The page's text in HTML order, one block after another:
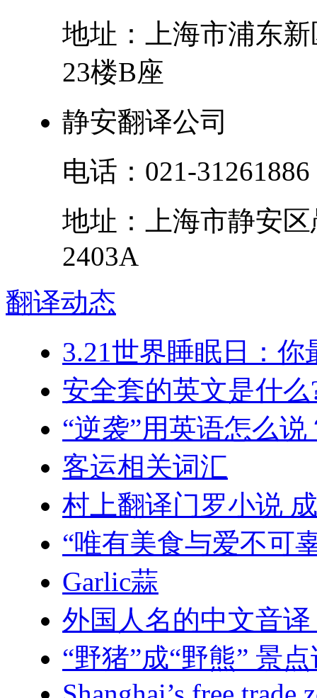
地址：
上海市浦东新
23楼B座
静安翻译公司
电话： 021-31261886
地址：
上海市静安区
2403A
翻译动态
3.21世界睡眠日：
安全套的英文是什么
“逆袭”用英语怎么说
客运相关词汇
村上翻译门罗小说
“唯有美食与爱不可
Garlic蒜
外国人名的中文音
“野猪”成“野熊” 景